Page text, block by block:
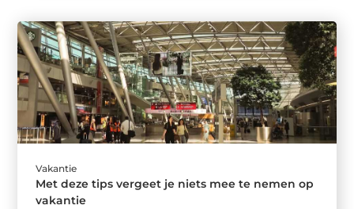
Vakantie
Met deze tips vergeet je niets mee te nemen op
vakantie